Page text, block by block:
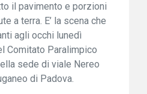
il pavimento e porzioni
a terra. E’ la scena che
agli occhi lunedì
Comitato Paralimpico
sede di viale Nereo
di Padova.